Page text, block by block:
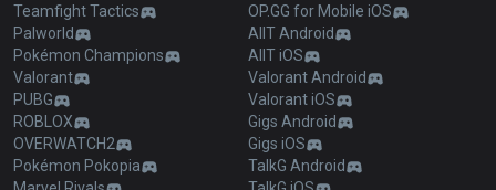
Teamfight Tactics
Palworld
Pokémon Champions
Valorant
PUBG
ROBLOX
OVERWATCH2
Pokémon Pokopia
OP.GG for Mobile iOS
AllT Android
AllT iOS
Valorant Android
Valorant iOS
Gigs Android
Gigs iOS
TalkG Android